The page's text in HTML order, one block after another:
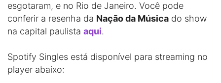
esgotaram, e no Rio de Janeiro. Você pode
conferir a resenha da Nação da Música do show
na capital paulista aqui.
Spotify Singles está disponível para streaming no
player abaixo: